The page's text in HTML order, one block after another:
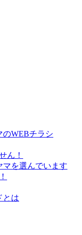
のWEBチラシ
ん！
マを選んでいます
とは